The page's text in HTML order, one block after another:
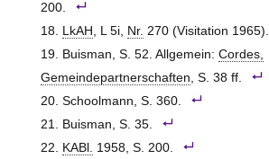
200.
LkAH , L 5i, Nr. 270 (Visitation 1965).
Buisman, S. 52. Allgemein: Cordes,
Gemeindepartnerschaften, S. 38 ff.
Schoolmann, S. 360.
Buisman, S. 35.
KABl. 1958, S. 200.